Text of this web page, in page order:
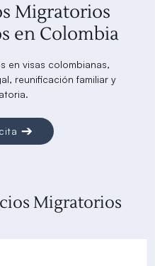
Migratorios
en Colombia
en visas colombianas,
reunificación familiar y
Migratorios